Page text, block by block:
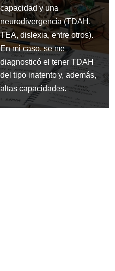
capacidad y una
neurodivergencia (TDAH,
TEA, dislexia, entre otros).
En mi caso, se me
diagnosticó el tener TDAH
del tipo inatento y, además,
altas capacidades.